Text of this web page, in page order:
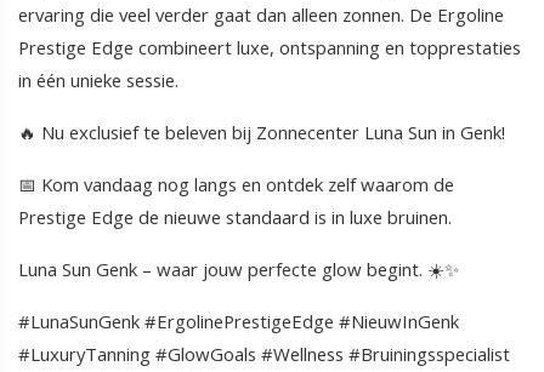
ervaring die veel verder gaat dan alleen zonnen. De Ergoline
Prestige Edge combineert luxe, ontspanning en topprestaties
in één unieke sessie.
🔥 Nu exclusief te beleven bij Zonnecenter Luna Sun in Genk!
📅 Kom vandaag nog langs en ontdek zelf waarom de
Prestige Edge de nieuwe standaard is in luxe bruinen.
Luna Sun Genk – waar jouw perfecte glow begint. ☀️✨
#LunaSunGenk #ErgolinePrestigeEdge #NieuwInGenk
#LuxuryTanning #GlowGoals #Wellness #Bruiningsspecialist